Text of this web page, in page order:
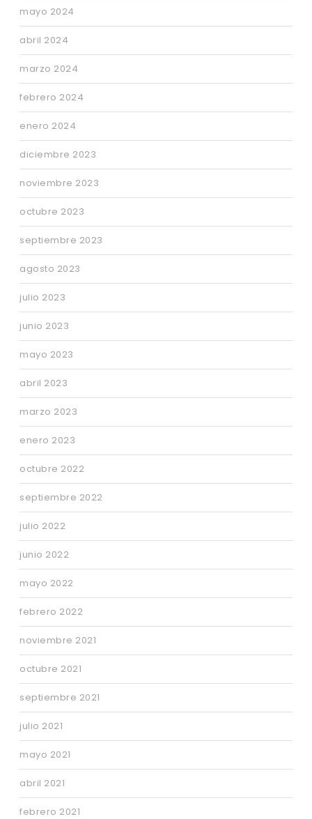
mayo 2024
abril 2024
marzo 2024
febrero 2024
enero 2024
diciembre 2023
noviembre 2023
octubre 2023
septiembre 2023
agosto 2023
julio 2023
junio 2023
mayo 2023
abril 2023
marzo 2023
enero 2023
octubre 2022
septiembre 2022
julio 2022
junio 2022
mayo 2022
febrero 2022
noviembre 2021
octubre 2021
septiembre 2021
julio 2021
mayo 2021
abril 2021
febrero 2021